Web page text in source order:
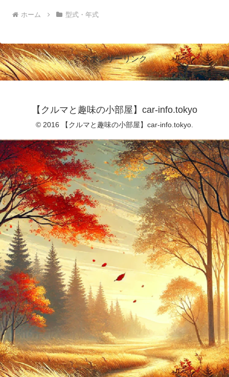
ホーム 型式・年式
スポンサーリンク
【クルマと趣味の小部屋】car-info.tokyo
© 2016 【クルマと趣味の小部屋】car-info.tokyo.